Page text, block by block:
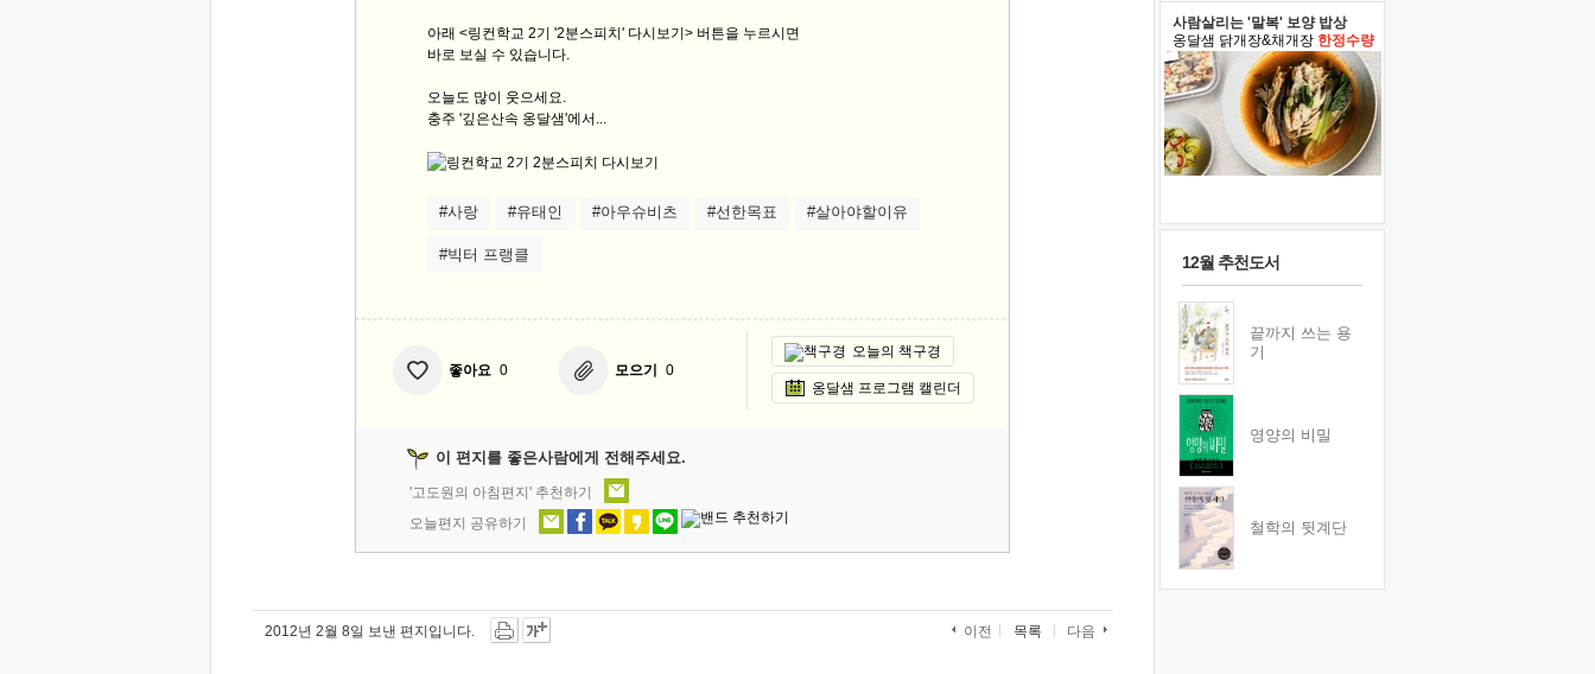
아래 <링컨학교 2기 '2분스피치' 다시보기> 버튼을 누르시면
바로 보실 수 있습니다.
오늘도 많이 웃으세요.
충주 '깊은산속 옹달샘'에서...
#사랑 #유태인 #아우슈비츠 #선한목표 #살아야할이유
#빅터 프랭클
좋아요 0 모으기 0
오늘의 책구경
옹달샘 프로그램 캘린더
이 편지를 좋은사람에게 전해주세요.
'고도원의 아침편지' 추천하기
오늘편지 공유하기
2012년 2월 8일 보낸 편지입니다. 이전 목록 다음
사람살리는 '말복' 보양 밥상
옹달샘 닭개장&채개장 한정수량
12월 추천도서
끝까지 쓰는 용
기
영양의 비밀
철학의 뒷계단